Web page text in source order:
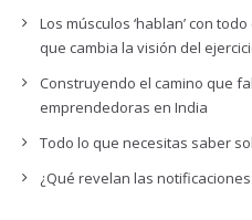
Los músculos ‘hablan’ con
que cambia la visión del
Construyendo el camino que
emprendedoras en India
Todo lo que necesitas saber
¿Qué revelan las